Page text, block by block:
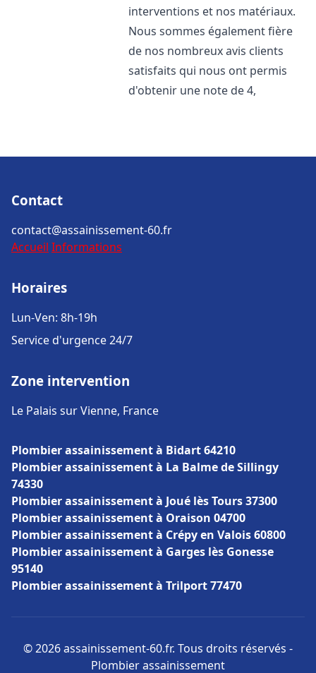
interventions et nos matériaux.
Nous sommes également fière
de nos nombreux avis clients
satisfaits qui nous ont permis
d'obtenir une note de 4,
Contact
contact@assainissement-60.fr
Accueil Informations
Horaires
Lun-Ven: 8h-19h
Service d'urgence 24/7
Zone intervention
Le Palais sur Vienne, France
Plombier assainissement à Bidart 64210
Plombier assainissement à La Balme de Sillingy
74330
Plombier assainissement à Joué lès Tours 37300
Plombier assainissement à Oraison 04700
Plombier assainissement à Crépy en Valois 60800
Plombier assainissement à Garges lès Gonesse
95140
Plombier assainissement à Trilport 77470
© 2026 assainissement-60.fr. Tous droits réservés -
Plombier assainissement